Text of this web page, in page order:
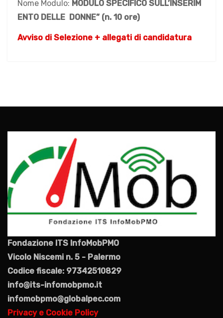
Nome Modulo: MODULO SPECIFICO SULL’INSERIM
ENTO DELLE DONNE” (n. 10 ore)
Avviso di Selezione + allegati di candidatura
Fondazione ITS InfoMobPMO
Vicolo Niscemi n. 5 - Palermo
Codice fiscale: 97342510829
info@its-infomobpmo.it
infomobpmo@globalpec.com
Privacy e Cookie Policy